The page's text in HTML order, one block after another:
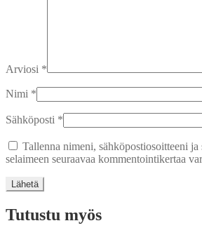
Arviosi *
Nimi *
Sähköposti *
Tallenna nimeni, sähköpostiosoitteeni ja
selaimeen seuraavaa kommentointikertaa
Tutustu myös